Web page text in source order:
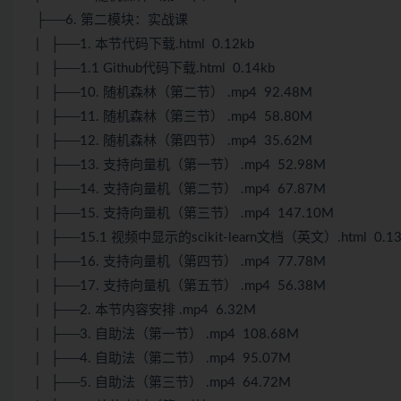
├──6. 第二模块：实战课
| ├──1. 本节代码下载.html 0.12kb
| ├──1.1 Github代码下载.html 0.14kb
| ├──10. 随机森林（第二节） .mp4 92.48M
| ├──11. 随机森林（第三节） .mp4 58.80M
| ├──12. 随机森林（第四节） .mp4 35.62M
| ├──13. 支持向量机（第一节） .mp4 52.98M
| ├──14. 支持向量机（第二节） .mp4 67.87M
| ├──15. 支持向量机（第三节） .mp4 147.10M
| ├──15.1 视频中显示的scikit-learn文档（英文）.html
| ├──16. 支持向量机（第四节） .mp4 77.78M
| ├──17. 支持向量机（第五节） .mp4 56.38M
| ├──2. 本节内容安排 .mp4 6.32M
| ├──3. 自助法（第一节） .mp4 108.68M
| ├──4. 自助法（第二节） .mp4 95.07M
| ├──5. 自助法（第三节） .mp4 64.72M